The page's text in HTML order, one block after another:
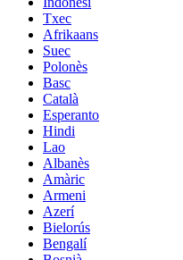
Txec
Afrikaans
Suec
Polonès
Basc
Català
Esperanto
Hindi
Lao
Albanès
Amàric
Armeni
Azerí
Bielorús
Bengalí